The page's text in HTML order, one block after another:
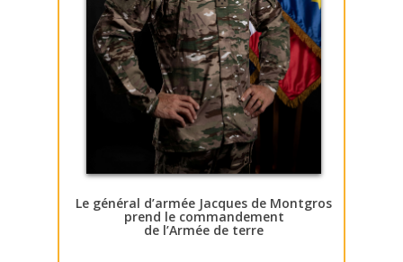
Le général d’armée Jacques de Montgros
prend le commandement
de l’Armée de terre